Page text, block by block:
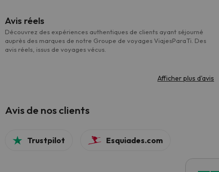
Avis réels
Découvrez des expériences authentiques de clients ayant séjourné
auprès des marques de notre Groupe de voyages ViajesParaTi. Des
avis réels, issus de voyages vécus.
Afficher plus d'avis
Avis de nos clients
Trustpilot Esquiades.com